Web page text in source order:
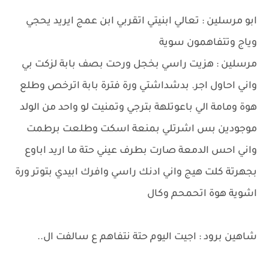
ابو مرسلين : تعالي ابنيتي اتقربي ابن عمج ايريد يحجي
وياج وتتفاهمون سوية
مرسلين : هزيت راسي بخجل ورحت بصف بابة لزكت بي
واني احاول اجر. بدشداشتي ورة فترة بابة اترخص وطلع
هوة ومامة الي باعوتلهة بترجي وتمنيت لو واحد من الولد
موجودين بس اشرتلي بمنعة اسكت وطلعت برطمت
واني احس الدمعة صارت بطرف عيني حتة ما اريد اباوع
بجهرتة كلت هيج واني ادنك راسي وافرك ابيدي بتوتر ورة
اشوية هوة اتحمحم وكال
شاهين برود : اجيت اليوم حتة نتفاهم ع سالفت ال..